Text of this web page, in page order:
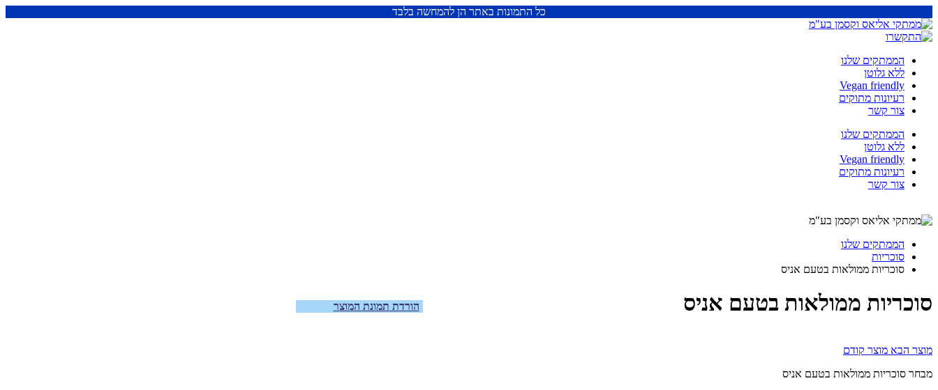
כל התמונות באתר הן להמחשה בלבד
הממתקים שלנו
ללא גלוטן
Vegan friendly
רעיונות מתוקים
צור קשר
הממתקים שלנו
ללא גלוטן
Vegan friendly
רעיונות מתוקים
צור קשר
הממתקים שלנו
סוכריות
סוכריות ממולאות בטעם אניס
סוכריות ממולאות בטעם אניס הורדת תמונת המוצר
מוצר הבא מוצר קודם
מבחר סוכריות ממולאות בטעם אניס